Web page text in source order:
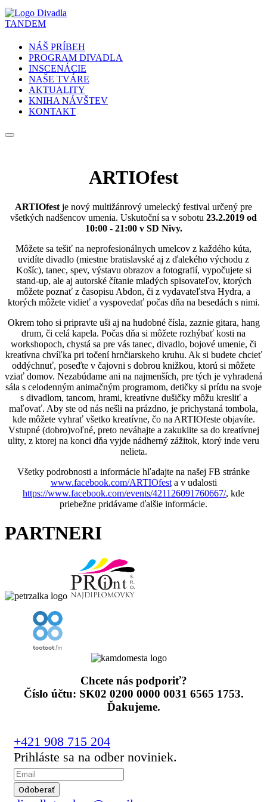
NÁŠ PRÍBEH
PROGRAM DIVADLA
INSCENÁCIE
NAŠE TVÁRE
AKTUALITY
KNIHA NÁVŠTEV
KONTAKT
ARTIOfest
ARTIOfest je nový multižánrový umelecký festival určený pre
všetkých nadšencov umenia. Uskutoční sa v sobotu 23.2.2019 od
10:00 - 21:00 v SD Nivy.
Môžete sa tešiť na neprofesionálnych umelcov z každého kúta,
uvidíte divadlo (miestne bratislavské aj z ďalekého východu z
Košíc), tanec, spev, výstavu obrazov a fotografií, vypočujete si
stand-up, ale aj autorské čítanie mladých spisovateľov, ktorých
môžete poznať z časopisu Abdon, či z vydavateľstva Hydra, a
ktorých môžete vidieť a vyspovedať počas dňa na besedách s nimi.
Okrem toho si pripravte uši aj na hudobné čísla, zaznie gitara, hang
drum, či celá kapela. Počas dňa si môžete rozhýbať kosti na
workshopoch, chystá sa pre vás tanec, divadlo, bojové umenie, či
kreatívna chvíľka pri točení hrnčiarskeho kruhu. Ak si budete chcieť
oddýchnuť, poseďte v čajovni s dobrou knižkou, ktorú si môžete
vziať domov. Nezabúdame ani na najmenších, pre tých je vyhradená
sála s celodenným animačným programom, detičky si prídu na svoje
s divadlom, tancom, hrami, kreatívne dušičky môžu kresliť a
maľovať. Aby ste od nás nešli na prázdno, je prichystaná tombola,
kde môžete vyhrať všetko kreatívne, čo na ARTIOfeste objavíte.
Vstupné (dobro)voľné, preto neváhajte a zakuklite sa do kreatívnej
ulity, z ktorej na konci dňa vyjde nádherný zážitok, ktorý inde veru
nelieta.
Všetky podrobnosti a informácie hľadajte na našej FB stránke
www.facebook.com/ARTIOfesta v udalosti
https://www.facebook.com/events/421126091760667/, kde
priebežne pridávame ďalšie informácie.
PARTNERI
Chcete nás podporiť?
Číslo účtu: SK02 0200 0000 0031 6565 1753.
Ďakujeme.
+421 908 715 204
Prihláste sa na odber noviniek.